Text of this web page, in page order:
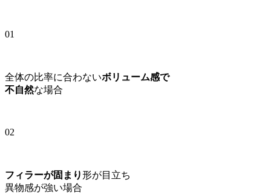
01
全体の比率に合わないボリューム感で
不自然な場合
02
フィラーが固まり形が目立ち
異物感が強い場合